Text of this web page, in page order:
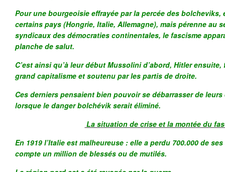
Pour une bourgeoisie effrayée par la percée des bolcheviks,
certains pays (Hongrie, Italie, Allemagne), mais pérenne au
syndicaux des démocraties continentales, le fascisme
planche de salut.
C’est ainsi qu’à leur début Mussolini d’abord, Hitler
grand capitalisme et soutenu par les partis de droite.
Ces derniers pensaient bien pouvoir se débarrasser de
lorsque le danger bolchévik serait éliminé.
La situation de crise et la montée du
En 1919 l’Italie est malheureuse : elle a perdu 700.000 de
compte un million de blessés ou de mutilés.